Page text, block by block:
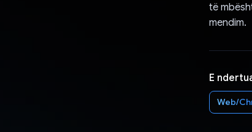
të
mendim.
E
Web/